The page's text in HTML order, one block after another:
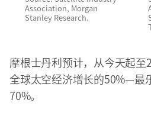
Association, Morgan
Stanley Research.
摩根士丹利预计，从今天起
全球太空经济增长的50%—最
70%。